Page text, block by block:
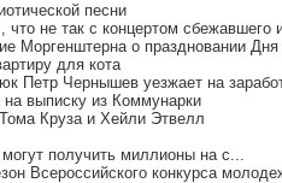
песни
что не так с концертом
Моргенштерна о праздновании
для кота
Петр Чернышев уезжает на
выписку из Коммунарки
Круза и Хейли Этвелл
получить миллионы на с...
Всероссийского конкурса